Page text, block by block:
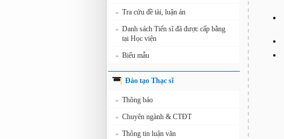
» Tra cứu đề tài, luận án
» Danh sách Tiến sĩ đã được cấp bằng
tại Học viện
» Biểu mẫu
Đào tạo Thạc sĩ
» Thông báo
» Chuyên ngành & CTĐT
» Thông tin luận văn